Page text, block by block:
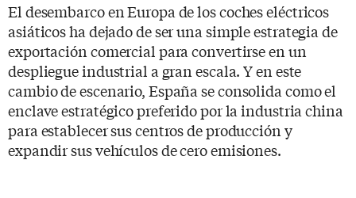
El desembarco en Europa de los coches eléctricos
asiáticos ha dejado de ser una simple estrategia de
exportación comercial para convertirse en un
despliegue industrial a gran escala. Y en este
cambio de escenario, España se consolida como el
enclave estratégico preferido por la industria china
para establecer sus centros de producción y
expandir sus vehículos de cero emisiones.